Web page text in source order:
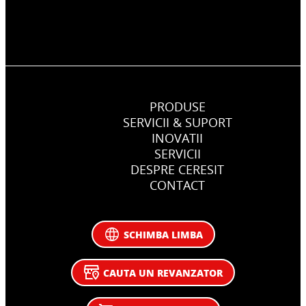
PRODUSE
SERVICII & SUPORT
INOVATII
SERVICII
DESPRE CERESIT
CONTACT
SCHIMBA LIMBA
CAUTA UN REVANZATOR